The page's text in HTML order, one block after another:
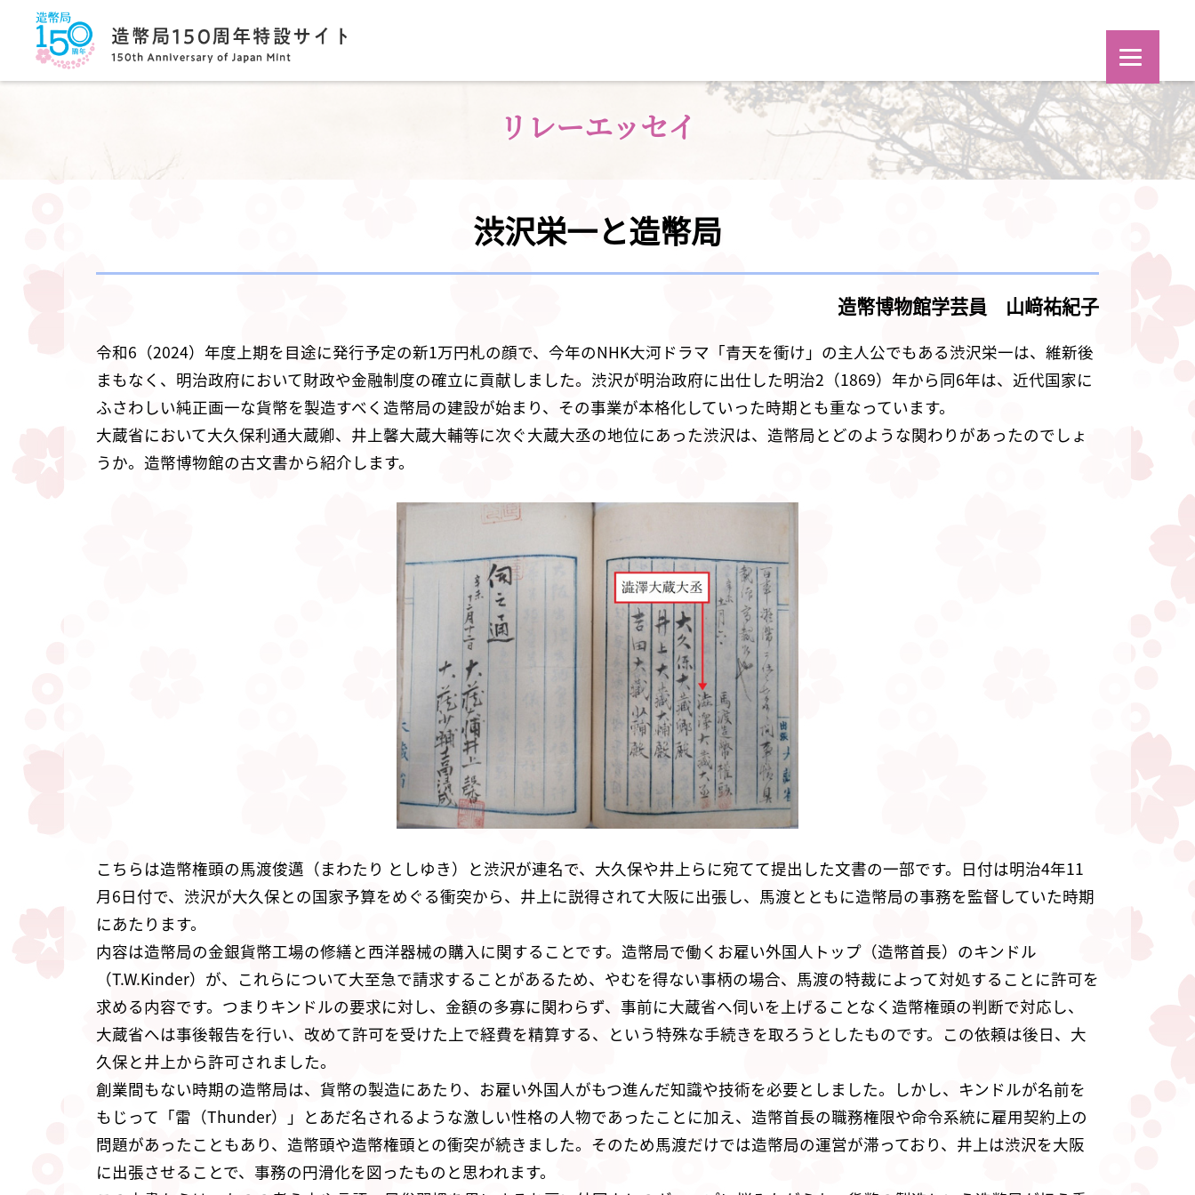
リレーエッセイ
渋沢栄一と造幣局
造幣博物館学芸員 山﨑祐紀子
令和6（2024）年度上期を目途に発行予定の新1万円札の顔で、今年のNHK大河ドラマ「青天を衝け」の主人公でもある渋沢栄一は、維新後
まもなく、明治政府において財政や金融制度の確立に貢献しました。渋沢が明治政府に出仕した明治2（1869）年から同6年は、近代国家に
ふさわしい純正画一な貨幣を製造すべく造幣局の建設が始まり、その事業が本格化していった時期とも重なっています。
大蔵省において大久保利通大蔵卿、井上馨大蔵大輔等に次ぐ大蔵大丞の地位にあった渋沢は、造幣局とどのような関わりがあったのでしょ
うか。造幣博物館の古文書から紹介します。
こちらは造幣権頭の馬渡俊邁（まわたり としゆき）と渋沢が連名で、大久保や井上らに宛てて提出した文書の一部です。日付は明治4年11
月6日付で、渋沢が大久保との国家予算をめぐる衝突から、井上に説得されて大阪に出張し、馬渡とともに造幣局の事務を監督していた時期
にあたります。
内容は造幣局の金銀貨幣工場の修繕と西洋器械の購入に関することです。造幣局で働くお雇い外国人トップ（造幣首長）のキンドル
（T.W.Kinder）が、これらについて大至急で請求することがあるため、やむを得ない事柄の場合、馬渡の特裁によって対処することに許可を
求める内容です。つまりキンドルの要求に対し、金額の多寡に関わらず、事前に大蔵省へ伺いを上げることなく造幣権頭の判断で対応し、
大蔵省へは事後報告を行い、改めて許可を受けた上で経費を精算する、という特殊な手続きを取ろうとしたものです。この依頼は後日、大
久保と井上から許可されました。
創業間もない時期の造幣局は、貨幣の製造にあたり、お雇い外国人がもつ進んだ知識や技術を必要としました。しかし、キンドルが名前を
もじって「雷（Thunder）」とあだ名されるような激しい性格の人物であったことに加え、造幣首長の職務権限や命令系統に雇用契約上の
問題があったこともあり、造幣頭や造幣権頭との衝突が続きました。そのため馬渡だけでは造幣局の運営が滞っており、井上は渋沢を大阪
に出張させることで、事務の円滑化を図ったものと思われます。